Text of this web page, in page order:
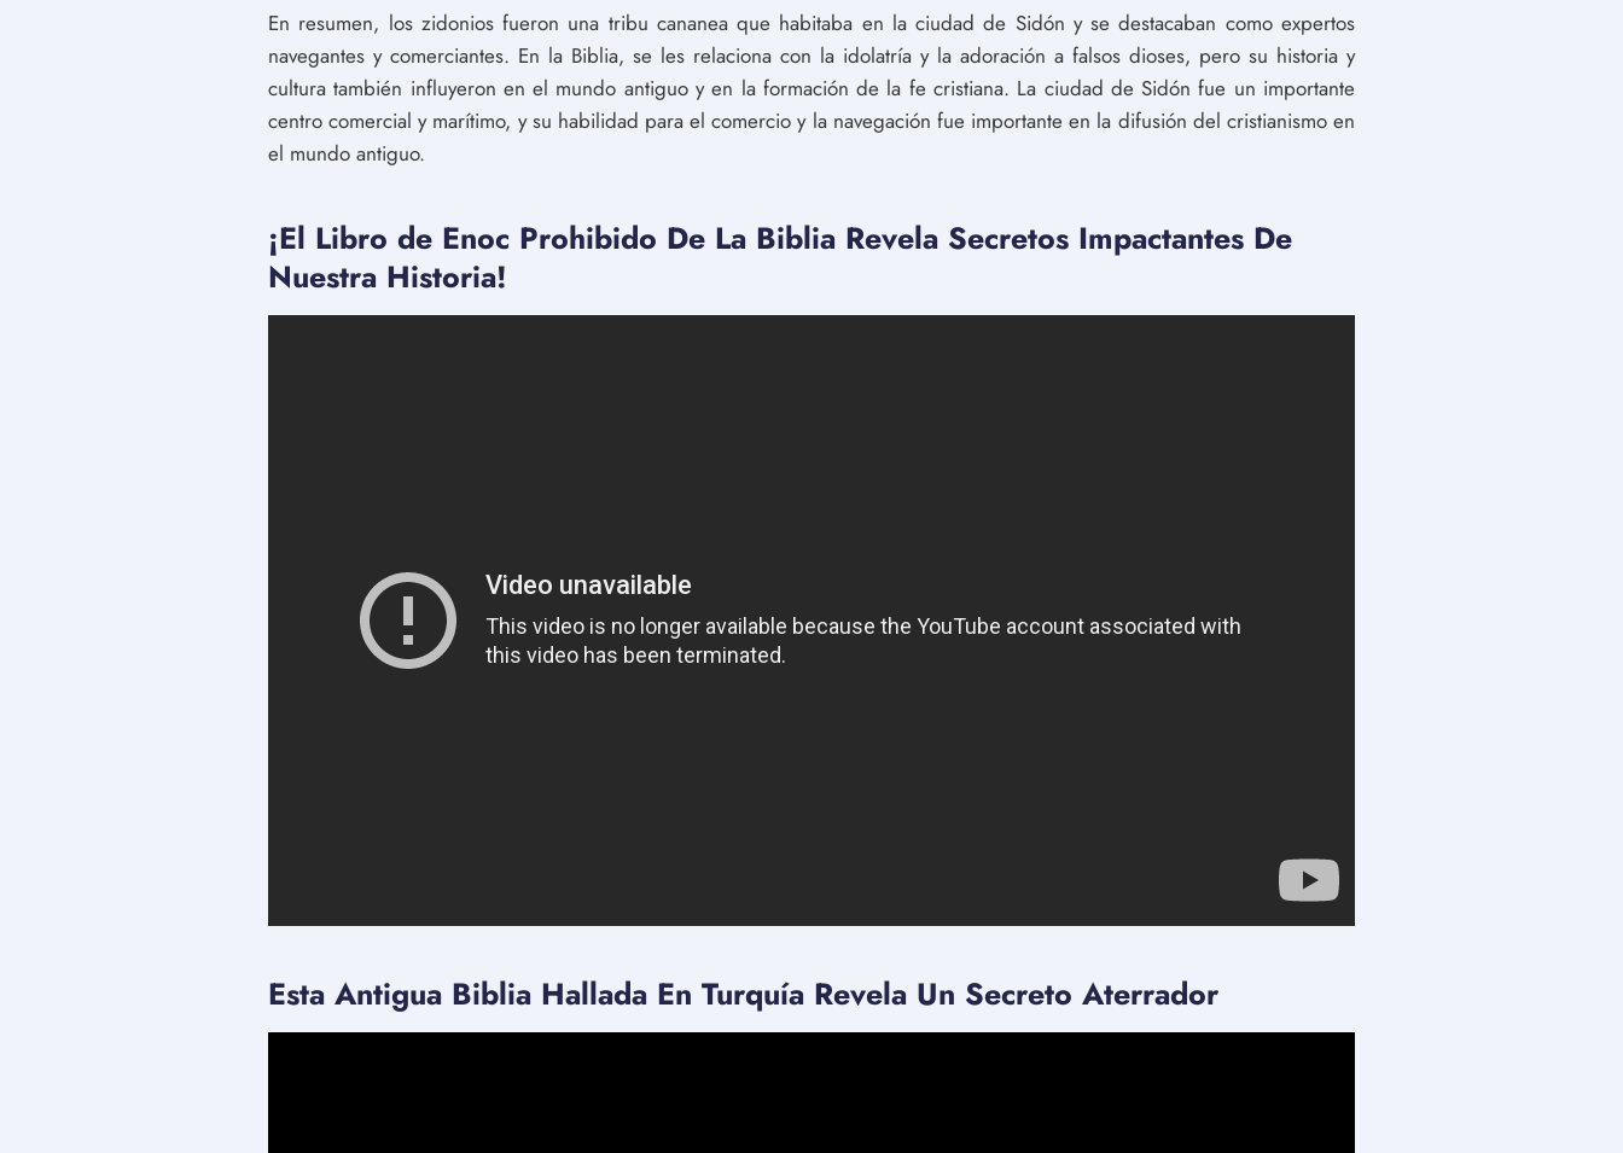
En resumen, los zidonios fueron una tribu cananea que habitaba en la ciudad de Sidón y se destacaban como expertos
navegantes y comerciantes. En la Biblia, se les relaciona con la idolatría y la adoración a falsos dioses, pero su historia y
cultura también influyeron en el mundo antiguo y en la formación de la fe cristiana. La ciudad de Sidón fue un importante
centro comercial y marítimo, y su habilidad para el comercio y la navegación fue importante en la difusión del cristianismo en
el mundo antiguo.
¡El Libro de Enoc Prohibido De La Biblia Revela Secretos Impactantes De
Nuestra Historia!
Esta Antigua Biblia Hallada En Turquía Revela Un Secreto Aterrador